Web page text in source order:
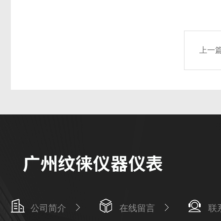
上一
公司简介 在线留言 联